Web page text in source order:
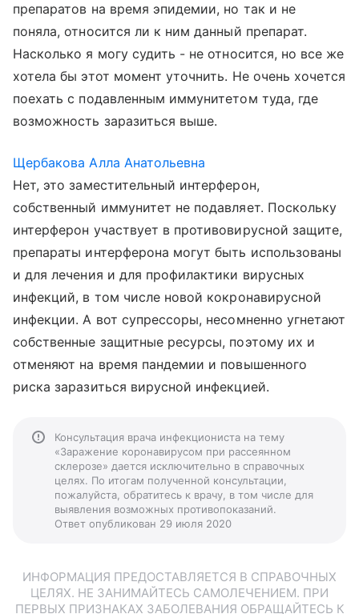
препаратов на время эпидемии, но так и не
поняла, относится ли к ним данный препарат.
Насколько я могу судить - не относится, но все же
хотела бы этот момент уточнить. Не очень хочется
поехать с подавленным иммунитетом туда, где
возможность заразиться выше.
Щербакова Алла Анатольевна
Нет, это заместительный интерферон,
собственный иммунитет не подавляет. Поскольку
интерферон участвует в противовирусной защите,
препараты интерферона могут быть использованы
и для лечения и для профилактики вирусных
инфекций, в том числе новой кокронавирусной
инфекции. А вот супрессоры, несомненно угнетают
собственные защитные ресурсы, поэтому их и
отменяют на время пандемии и повышенного
риска заразиться вирусной инфекцией.
Консультация врача инфекциониста на тему
«Заражение коронавирусом при рассеянном
склерозе» дается исключительно в справочных
целях. По итогам полученной консультации,
пожалуйста, обратитесь к врачу, в том числе для
выявления возможных противопоказаний.
Ответ опубликован 29 июля 2020
ИНФОРМАЦИЯ ПРЕДОСТАВЛЯЕТСЯ В СПРАВОЧНЫХ
ЦЕЛЯХ. НЕ ЗАНИМАЙТЕСЬ САМОЛЕЧЕНИЕМ. ПРИ
ПЕРВЫХ ПРИЗНАКАХ ЗАБОЛЕВАНИЯ ОБРАЩАЙТЕСЬ К